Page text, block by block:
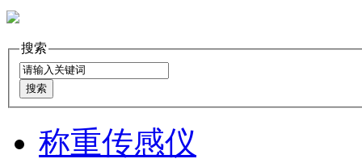
搜索
称重传感仪